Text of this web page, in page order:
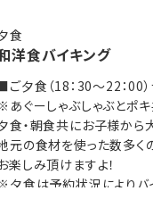
ートビーチ♪
ミリーにもおすすめ
食
洋食バイキング
ご夕食（18：30～22：00
あぐーしゃぶしゃぶとポ
食・朝食共にお子様から
元の食材を使った数多く
楽しみ頂けますよ！
夕食は予約状況によりバ